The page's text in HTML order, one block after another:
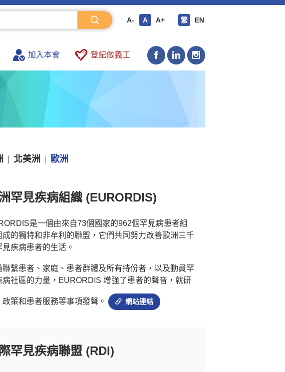
A- A A+ 繁 EN
加入本會 登記做義工
北美洲 歐洲
罕見疾病組織 (EURORDIS)
是一個由來自73個國家的962個罕見病患者組
成的獨特和非牟利的聯盟，它們共同努力改善歐洲三千
見疾病患者的生活。
聯繫患者、家庭、患者群體及所有持份者，以及動員罕
病社區的力量，EURORDIS 增強了患者的聲音，就研
政策和患者服務等事項發聲。 網站連結
罕見疾病聯盟 (RDI)